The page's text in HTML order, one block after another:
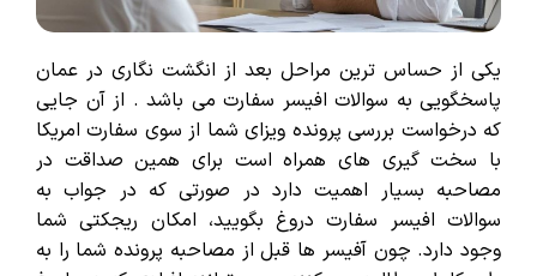
یکی از حساس ترین مراحل بعد از انگشت نگاری در عمان
پاسخگویی به سوالات افیسر سفارت می باشد . از آن جایی
که درخواست بررسی پرونده ویزای شما از سوی سفارت امریکا
با سخت گیری های همراه است برای همین صداقت در
مصاحبه بسیار اهمیت دارد در صورتی که در جواب به
سوالات افیسر سفارت دروغ بگویید، امکان ریجکتی شما
وجود دارد. چون آفیسر ها قبل از مصاحبه پرونده شما را به